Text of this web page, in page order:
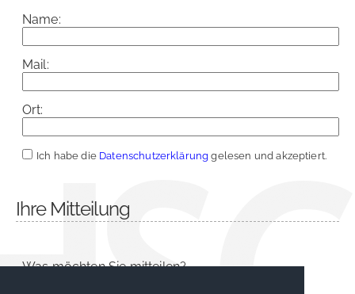
Name:
Mail:
Ort:
Ich habe die Datenschutzerklärung gelesen und akzeptiert.
Ihre Mitteilung
Was möchten Sie mitteilen?